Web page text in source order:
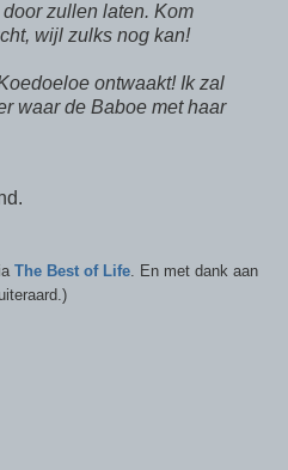
zullen laten. Kom
wijl zulks nog kan!
ontwaakt! Ik zal
waar de Baboe met haar
The Best of Life. En met dank aan